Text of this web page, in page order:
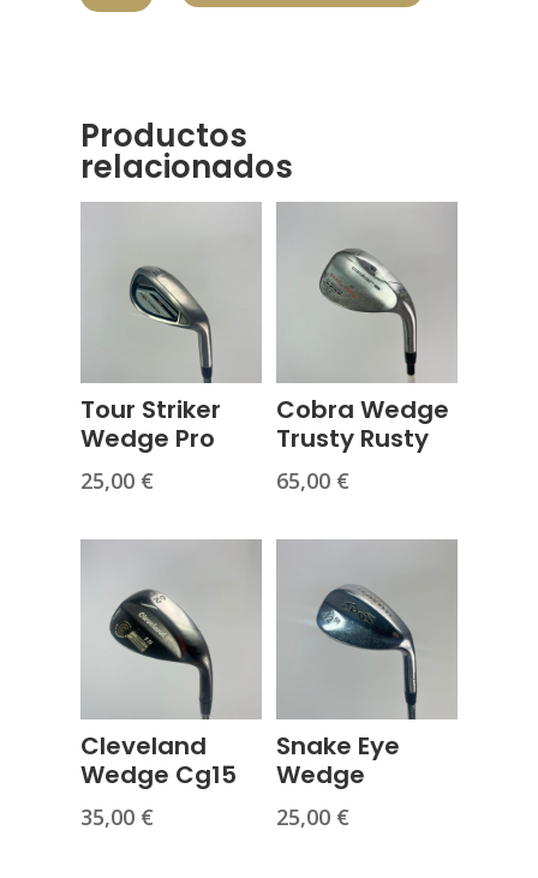
WEDGE
Productos
relacionados
Tour Striker
Wedge Pro
25,00 €
Cobra Wedge
Trusty Rusty
65,00 €
Cleveland
Wedge Cg15
35,00 €
Snake Eye
Wedge
25,00 €